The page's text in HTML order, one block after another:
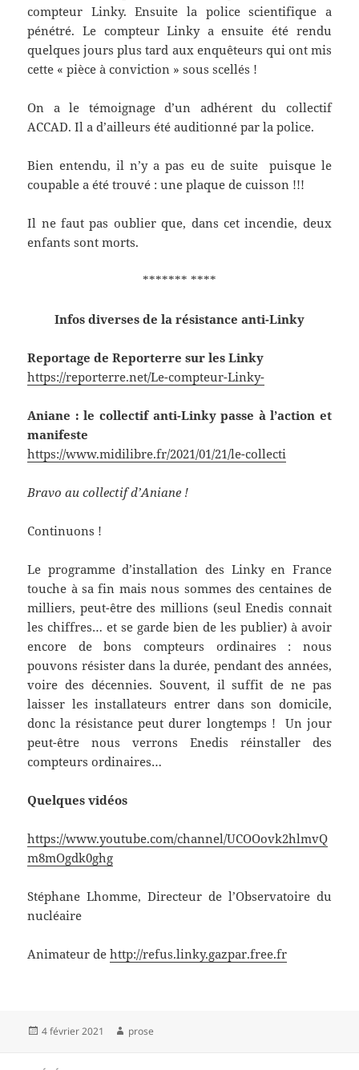
compteur Linky. Ensuite la police scientifique a
pénétré. Le compteur Linky a ensuite été rendu
quelques jours plus tard aux enquêteurs qui ont mis
cette « pièce à conviction » sous scellés !
On a le témoignage d’un adhérent du collectif
ACCAD. Il a d’ailleurs été auditionné par la police.
Bien entendu, il n’y a pas eu de suite puisque le
coupable a été trouvé : une plaque de cuisson !!!
Il ne faut pas oublier que, dans cet incendie, deux
enfants sont morts.
******* ****
Infos diverses de la résistance anti-Linky
Reportage de Reporterre sur les Linky
https://reporterre.net/Le-compteur-Linky-
Aniane : le collectif anti-Linky passe à l’action et
manifeste
https://www.midilibre.fr/2021/01/21/le-collecti
Bravo au collectif d’Aniane !
Continuons !
Le programme d’installation des Linky en France
touche à sa fin mais nous sommes des centaines de
milliers, peut-être des millions (seul Enedis connait
les chiffres… et se garde bien de les publier) à avoir
encore de bons compteurs ordinaires : nous
pouvons résister dans la durée, pendant des années,
voire des décennies. Souvent, il suffit de ne pas
laisser les installateurs entrer dans son domicile,
donc la résistance peut durer longtemps ! Un jour
peut-être nous verrons Enedis réinstaller des
compteurs ordinaires…
Quelques vidéos
https://www.youtube.com/channel/UCOOovk2hlmvQ
m8mOgdk0ghg
Stéphane Lhomme, Directeur de l’Observatoire du
nucléaire
Animateur dehttp://refus.linky.gazpar.free.fr
Publié
4 février 2021 Auteur
prose